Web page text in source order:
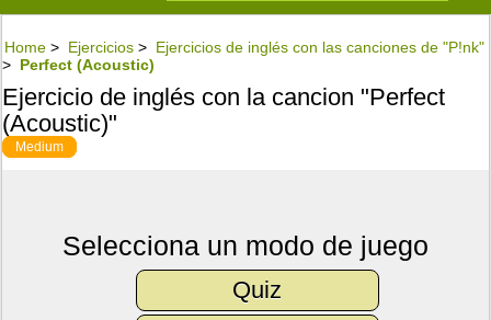
Home > Ejercicios > Ejercicios de inglés con las canciones de "P!nk"
> Perfect (Acoustic)
Ejercicio de inglés con la cancion "Perfect
(Acoustic)"
Medium
Selecciona un modo de juego
Quiz